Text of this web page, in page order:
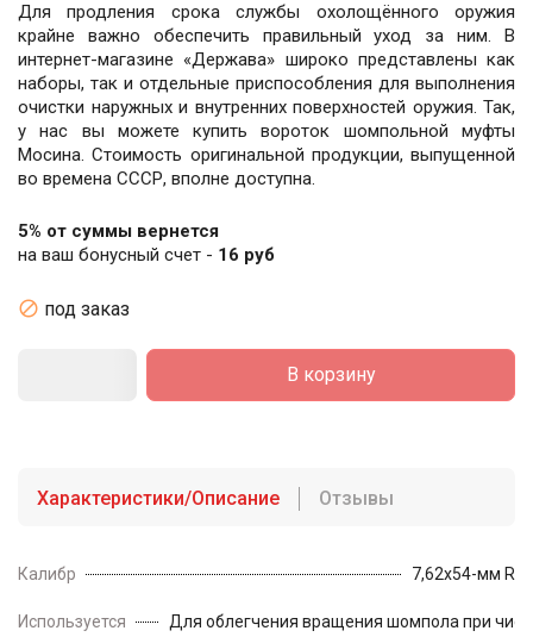
Для продления срока службы охолощённого оружия
крайне важно обеспечить правильный уход за ним. В
интернет-магазине «Держава» широко представлены как
наборы, так и отдельные приспособления для выполнения
очистки наружных и внутренних поверхностей оружия. Так,
у нас вы можете купить вороток шомпольной муфты
Мосина. Стоимость оригинальной продукции, выпущенной
во времена СССР, вполне доступна.
5% от суммы вернется
на ваш бонусный счет - 16 руб
 под заказ
В корзину
Характеристики/Описание Отзывы
Калибр 7,62х54-мм R
Используется Для облегчения вращения шомпола при